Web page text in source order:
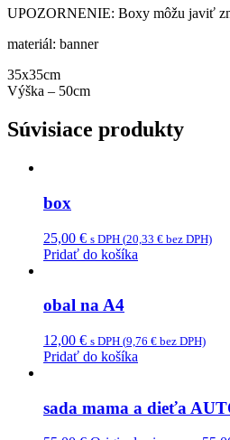
UPOZORNENIE: Boxy môžu javiť
materiál: banner
35x35cm
Výška – 50cm
Súvisiace produkty
box
25,00 € s DPH (20,33 € bez DPH)
Pridať do košíka
obal na A4
12,00 € s DPH (9,76 € bez DPH)
Pridať do košíka
sada mama a dieťa